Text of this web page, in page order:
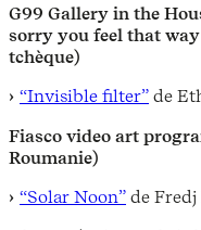
G99 Gallery in the
sorry you feel that
tchèque)
“Invisible filter” de
Fiasco video art
Roumanie)
“Solar Noon” de Fredj